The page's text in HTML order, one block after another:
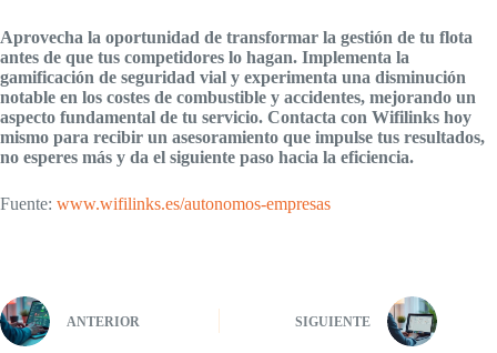
Aprovecha la oportunidad de transformar la gestión de tu flota
antes de que tus competidores lo hagan. Implementa la
gamificación de seguridad vial y experimenta una disminución
notable en los costes de combustible y accidentes, mejorando un
aspecto fundamental de tu servicio. Contacta con Wifilinks hoy
mismo para recibir un asesoramiento que impulse tus resultados,
no esperes más y da el siguiente paso hacia la eficiencia.
Fuente: www.wifilinks.es/autonomos-empresas
ANTERIOR SIGUIENTE